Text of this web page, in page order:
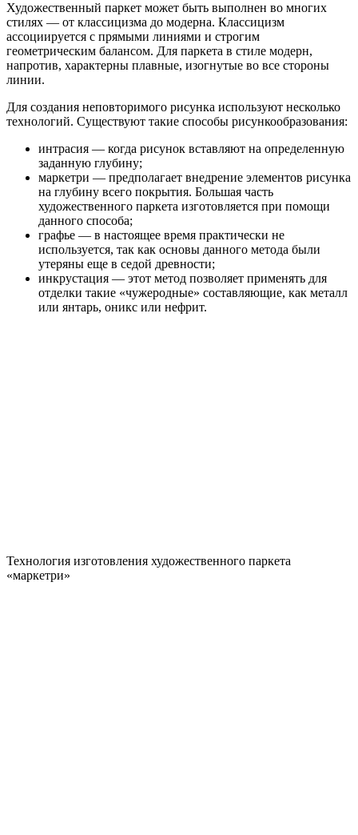
Художественный паркет может быть выполнен во многих
стилях — от классицизма до модерна. Классицизм
ассоциируется с прямыми линиями и строгим
геометрическим балансом. Для паркета в стиле модерн,
напротив, характерны плавные, изогнутые во все стороны
линии.
Для создания неповторимого рисунка используют несколько
технологий. Существуют такие способы рисункообразования:
интрасия — когда рисунок вставляют на определенную
заданную глубину;
маркетри — предполагает внедрение элементов рисунка
на глубину всего покрытия. Большая часть
художественного паркета изготовляется при помощи
данного способа;
графье — в настоящее время практически не
используется, так как основы данного метода были
утеряны еще в седой древности;
инкрустация — этот метод позволяет применять для
отделки такие «чужеродные» составляющие, как металл
или янтарь, оникс или нефрит.
Технология изготовления художественного паркета
«маркетри»